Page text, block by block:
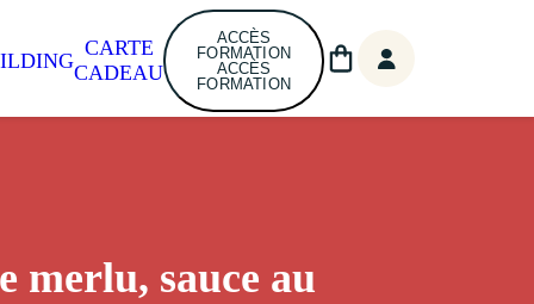
CARTE
CADEAU
ACCÈS
FORMATION
ACCÈS
FORMATION
merlu, sauce au